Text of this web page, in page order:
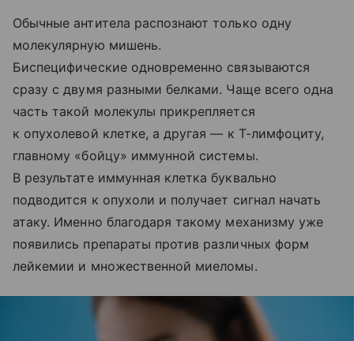
Обычные антитела распознают только одну
молекулярную мишень.
Биспецифические одновременно связываются
сразу с двумя разными белками. Чаще всего одна
часть такой молекулы прикрепляется
к опухолевой клетке, а другая — к Т-лимфоциту,
главному «бойцу» иммунной системы.
В результате иммунная клетка буквально
подводится к опухоли и получает сигнал начать
атаку. Именно благодаря такому механизму уже
появились препараты против различных форм
лейкемии и множественной миеломы.